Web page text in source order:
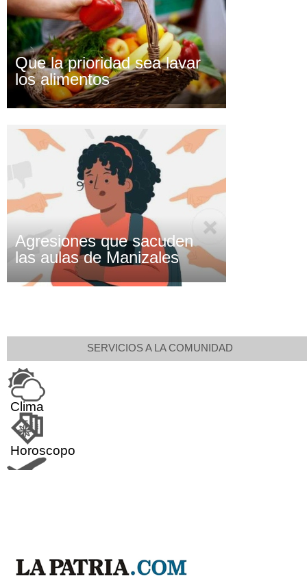
Que la prioridad sea lavar
los alimentos
Agresiones que sacuden
las aulas de Manizales
SERVICIOS A LA COMUNIDAD
Clima
Horoscopo